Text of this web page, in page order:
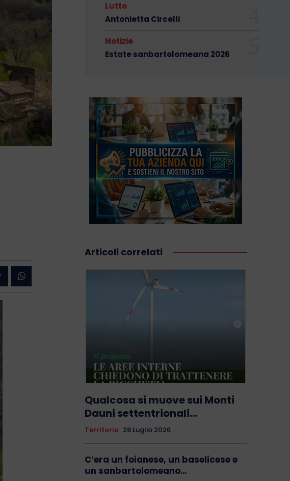
Lutto
Antonietta Circelli
Notizie
Estate sanbartolomeana 2026
Articoli correlati
Qualcosa si muove sui Monti
Dauni settentrionali…
Territorio 28 Luglio 2026
C’era un foianese, un baselicese e
un sanbartolomeano…